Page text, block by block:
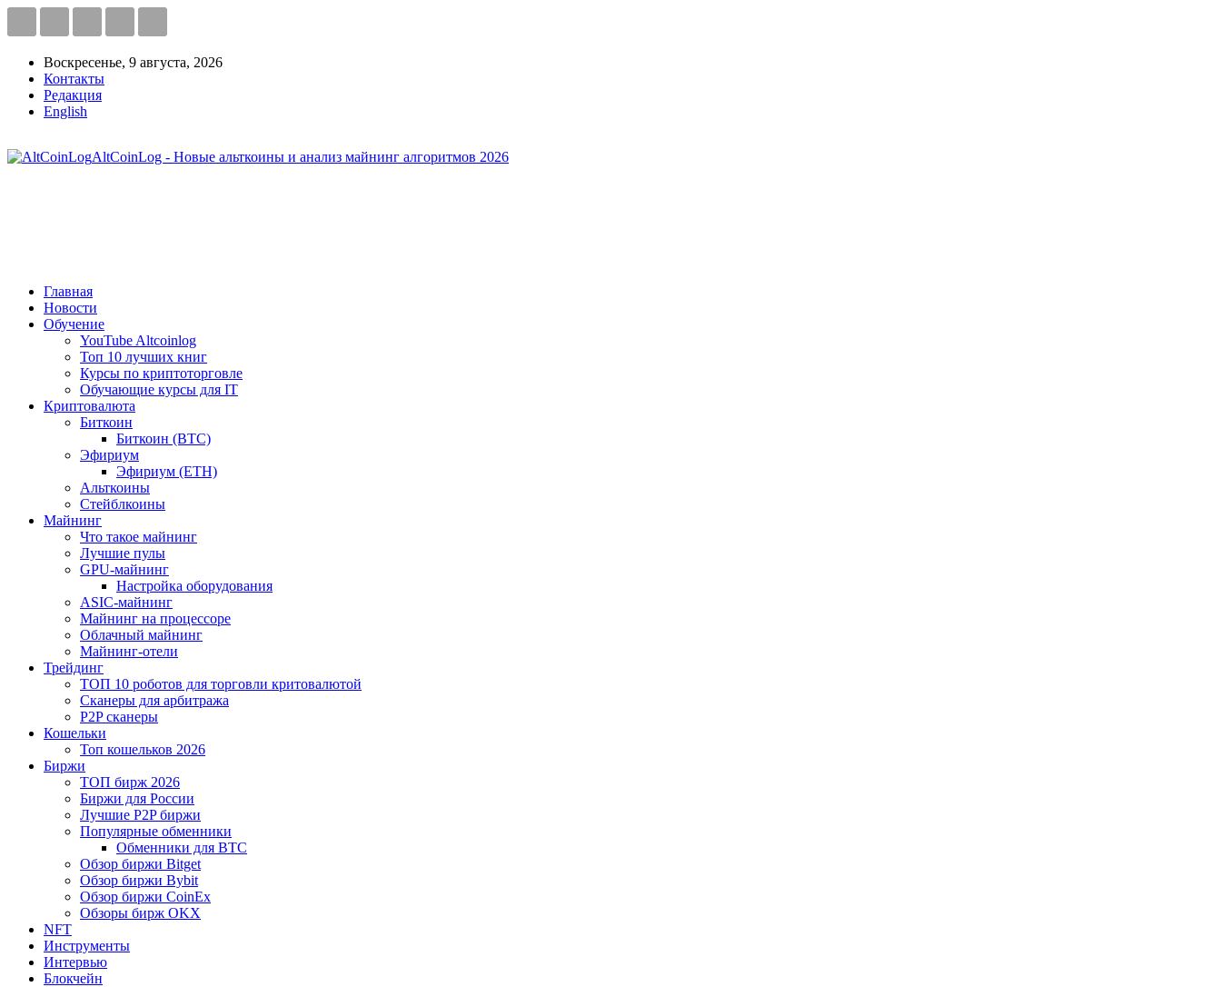
Воскресенье, 9 августа, 2026
Контакты
Редакция
English
AltCoinLog - Новые альткоины и анализ майнинг алгоритмов 2026
Главная
Новости
Обучение
YouTube Altcoinlog
Топ 10 лучших книг
Курсы по криптоторговле
Обучающие курсы для IT
Криптовалюта
Биткоин
Биткоин (BTC)
Эфириум
Эфириум (ETH)
Альткоины
Стейблкоины
Майнинг
Что такое майнинг
Лучшие пулы
GPU-майнинг
Настройка оборудования
ASIC-майнинг
Майнинг на процессоре
Облачный майнинг
Майнинг-отели
Трейдинг
ТОП 10 роботов для торговли критовалютой
Сканеры для арбитража
P2P сканеры
Кошельки
Топ кошельков 2026
Биржи
ТОП бирж 2026
Биржи для России
Лучшие P2P биржи
Популярные обменники
Обменники для BTC
Обзор биржи Bitget
Обзор биржи Bybit
Обзор биржи CoinEx
Обзоры бирж OKX
NFT
Инструменты
Интервью
Блокчейн